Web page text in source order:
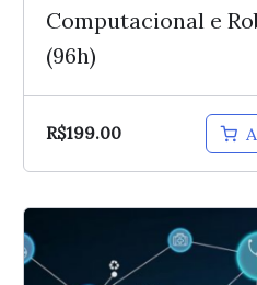
Computacional e
(96h)
R$199.00